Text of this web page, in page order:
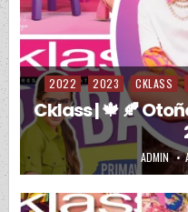
Posted in
2022 2023 CKLASS
Cklass | 🍁 🍂
AUTHOR:
ADMIN